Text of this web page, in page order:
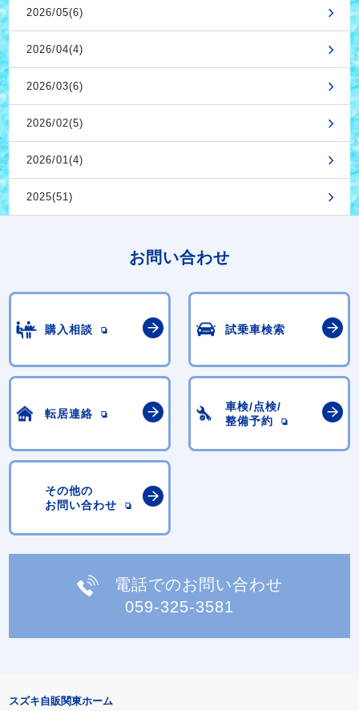
2026/05(6)
2026/04(4)
2026/03(6)
2026/02(5)
2026/01(4)
2025(51)
お問い合わせ
購入相談 試乗車検索
転居連絡
車検/点検/
整備予約
その他の
お問い合わせ
電話でのお問い合わせ
059-325-3581
スズキ自販関東ホーム